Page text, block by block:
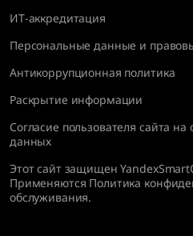
ИТ-аккредитация
Персональные данные и
Антикоррупционная политика
Раскрытие информации
Согласие пользователя сайта
данных
Этот сайт защищен
Применяются Политика
обслуживания.